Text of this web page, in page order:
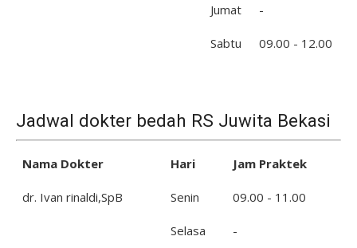
Jumat -
Sabtu 09.00 - 12.00
Jadwal dokter bedah RS Juwita Bekasi
Nama Dokter Hari Jam Praktek
dr. Ivan rinaldi,SpB Senin 09.00 - 11.00
Selasa -